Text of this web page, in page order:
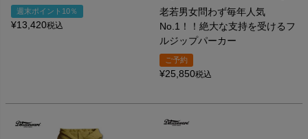
週末ポイント10％
¥13,420税込
老若男女問わず毎年人気
No.1！！絶大な支持を受けるフ
ルジップパーカー
ご予約
¥25,850税込